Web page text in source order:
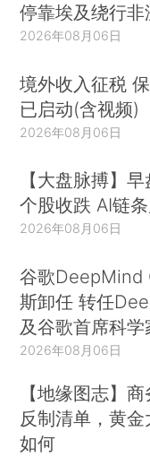
停靠埃及绕行非
2026年08月06日
境外收入征税
已启动(含视频)
2026年08月06日
【大盘脉搏】
个股收跌 AI链
2026年08月06日
谷歌DeepMind
斯卸任 转任
及谷歌首席科学
2026年08月06日
【地缘图志】
反制清单，黄
如何